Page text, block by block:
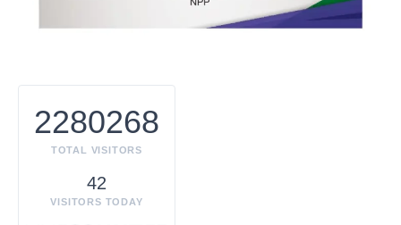
2280268
TOTAL VISITORS
42
VISITORS TODAY